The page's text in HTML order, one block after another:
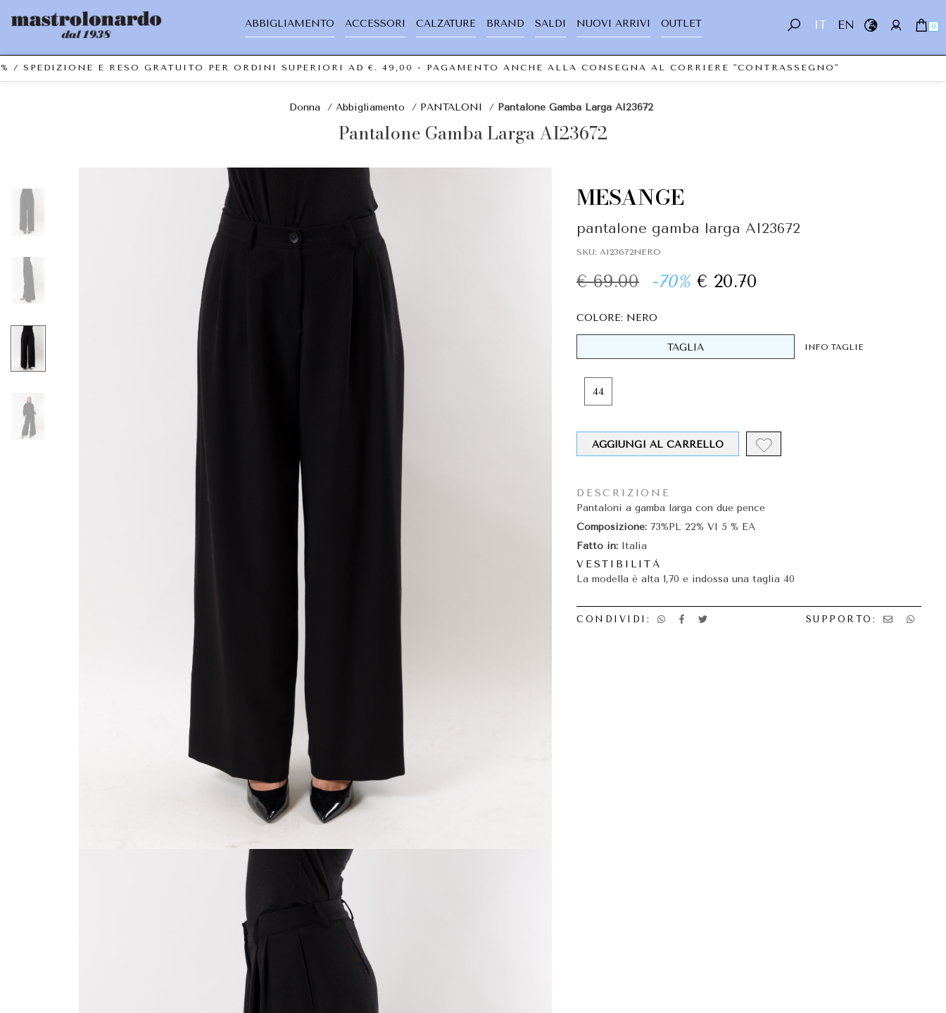
IT EN 0
ABBIGLIAMENTO ACCESSORI CALZATURE BRAND SALDI NUOVI ARRIVI OUTLET
E RESO GRATUITO PER ORDINI SUPERIORI AD €. 49,00 - PAGAMENTO ANCHE ALLA CONSEGNA AL CORRIERE "CONTRASSEGNO"
Donna / Abbigliamento / PANTALONI / Pantalone Gamba Larga AI23672
Pantalone Gamba Larga AI23672
MESANGE
pantalone gamba larga AI23672
SKU: AI23672NERO
€ 69.00 -70% € 20.70
COLORE: NERO
TAGLIA INFO TAGLIE
44
AGGIUNGI AL CARRELLO
DESCRIZIONE
Pantaloni a gamba larga con due pence
Composizione: 73%PL 22% VI 5 % EA
Fatto in: Italia
VESTIBILITÀ
La modella è alta 1,70 e indossa una taglia 40
CONDIVIDI: SUPPORTO: